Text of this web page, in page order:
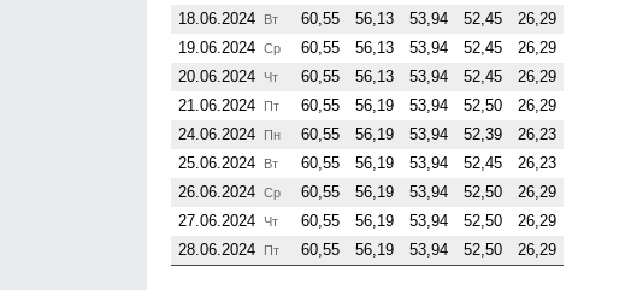
18.06.2024
Вт 60,55 56,13 53,94 52,45
26,29
19.06.2024 Ср 60,55 56,13 53,94 52,45
26,29
20.06.2024
Чт 60,55 56,13 53,94 52,45
26,29
21.06.2024
Пт 60,55 56,19 53,94 52,50
26,29
24.06.2024
Пн 60,55 56,19 53,94 52,39
26,23
25.06.2024
Вт 60,55 56,19 53,94 52,45
26,23
26.06.2024 Ср 60,55 56,19 53,94 52,50
26,29
27.06.2024
Чт 60,55 56,19 53,94 52,50
26,29
28.06.2024
Пт 60,55 56,19 53,94 52,50 26,29